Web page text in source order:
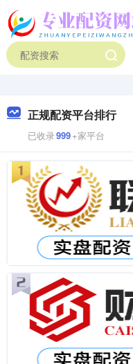
正规配资平台排行
已收录999+家平台